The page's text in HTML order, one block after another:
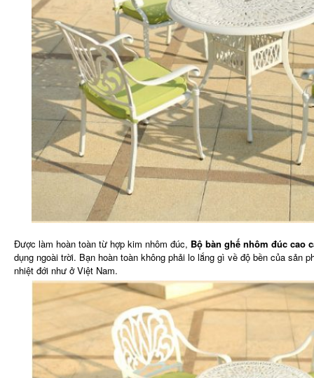
Được làm hoàn toàn từ hợp kim nhôm đúc, Bộ bàn ghế nhôm đúc cao
dụng ngoài trời. Bạn hoàn toàn không phải lo lắng gì về độ bền của sản
nhiệt đới như ở Việt Nam.